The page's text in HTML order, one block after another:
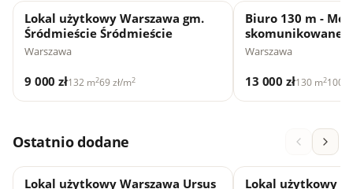
Lokal użytkowy Warszawa gm.
Śródmieście Śródmieście
Warszawa
9 000 zł132 m269 zł/m2
Biuro 130 m -
skomunikowane.
Warszawa
13 000 zł130 m2100
Ostatnio dodane
Lokal użytkowy Warszawa Ursus Lokal użytkowy